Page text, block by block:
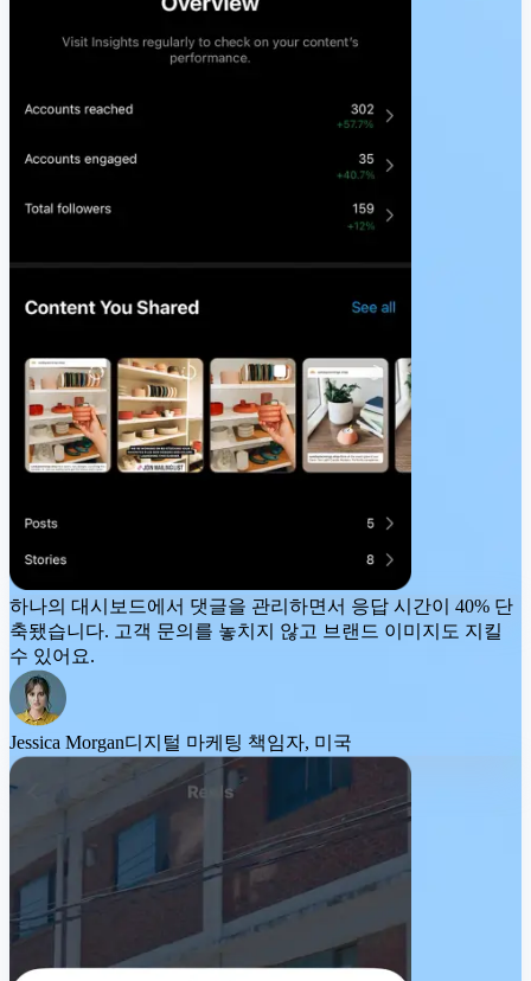
하나의 대시보드에서 댓글을 관리하면서 응답 시간이 40% 단
축됐습니다. 고객 문의를 놓치지 않고 브랜드 이미지도 지킬
수 있어요.
Jessica Morgan디지털 마케팅 책임자, 미국